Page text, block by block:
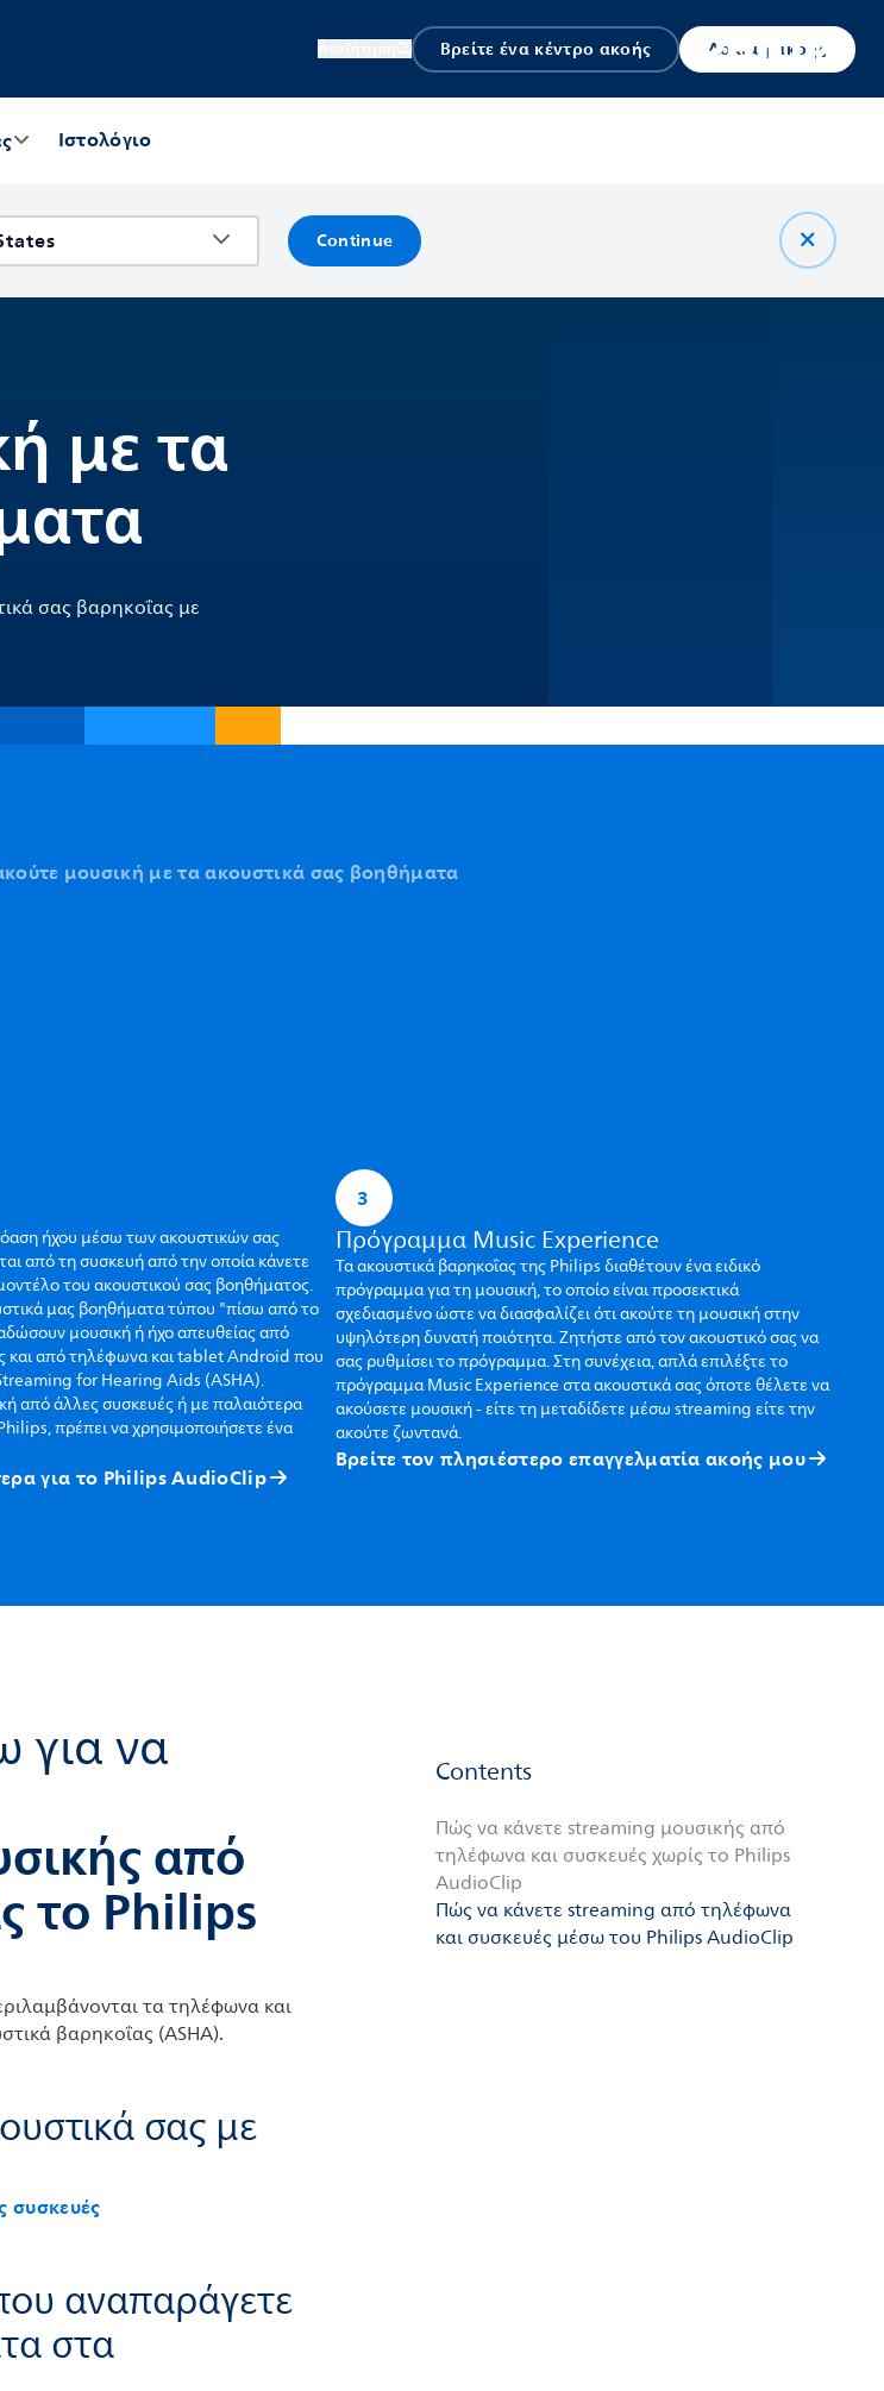
Βρείτε ένα κέντρο ακοής Δοκιμή ακοής
Ιστολόγιο
Continue
με τα
σας βαρηκοΐας με
μουσική με τα ακουστικά σας βοηθήματα
ήχου μέσω των ακουστικών σας
από τη συσκευή από την οποία κάνετε
του ακουστικού σας βοηθήματος.
μας βοηθήματα τύπου "πίσω από το
μουσική ή ήχο απευθείας από
και από τηλέφωνα και tablet Android που
for Hearing Aids (ASHA).
από άλλες συσκευές ή με παλαιότερα
πρέπει να χρησιμοποιήσετε ένα
για το Philips AudioClip
3
Πρόγραμμα Music Experience
Τα ακουστικά βαρηκοΐας της Philips διαθέτουν ένα ειδικό
πρόγραμμα για τη μουσική, το οποίο είναι προσεκτικά
σχεδιασμένο ώστε να διασφαλίζει ότι ακούτε τη μουσική στην
υψηλότερη δυνατή ποιότητα. Ζητήστε από τον ακουστικό σας να
σας ρυθμίσει το πρόγραμμα. Στη συνέχεια, απλά επιλέξτε το
πρόγραμμα Music Experience στα ακουστικά σας όποτε θέλετε να
ακούσετε μουσική - είτε τη μεταδίδετε μέσω streaming είτε την
ακούτε ζωντανά.
Βρείτε τον πλησιέστερο επαγγελματία ακοής μου
για να
από
το Philips
τα τηλέφωνα και
βαρηκοΐας (ASHA).
σας με
συσκευές
αναπαράγετε
στα
Contents
Πώς να κάνετε streaming μουσικής από
τηλέφωνα και συσκευές χωρίς το Philips
AudioClip
Πώς να κάνετε streaming από τηλέφωνα
και συσκευές μέσω του Philips AudioClip